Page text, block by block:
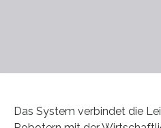
Das System verbindet die